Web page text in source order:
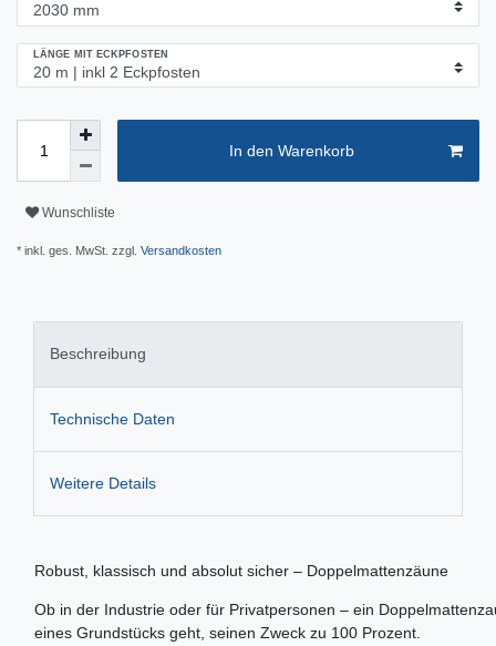
LÄNGE MIT ECKPFOSTEN
In den Warenkorb
Wunschliste
* inkl. ges. MwSt. zzgl. Versandkosten
Beschreibung
Technische Daten
Weitere Details
Robust, klassisch und absolut sicher – Doppelmattenzäune
Ob in der Industrie oder für Privatpersonen – ein
eines Grundstücks geht, seinen Zweck zu 100 Prozent.